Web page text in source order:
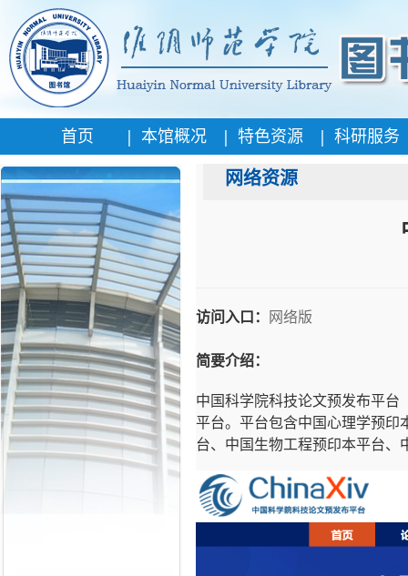
首页 | 本馆概况 | 特色资源 | 科研服务
网络资源
访问入口： 网络版
简要介绍：
中国科学院科技论文预发布平台
平台。平台包含中国心理学预印
台、中国生物工程预印本平台、